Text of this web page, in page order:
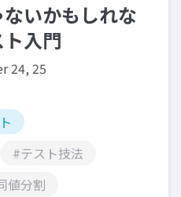
いかもしれな
入門
24, 25
#テスト技法
値分割